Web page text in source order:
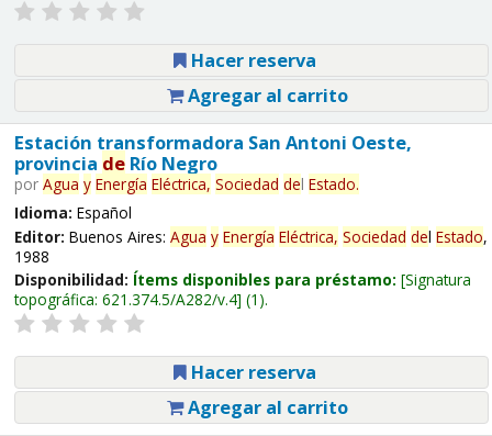
Hacer reserva
Agregar al carrito
Estación transformadora San Antoni Oeste,
provincia deRío Negro
por Agua y Energía Eléctrica, Sociedad del Estado.
Idioma: Español
Editor: Buenos Aires: Agua y Energía Eléctrica, Sociedad del Estado,
1988
Disponibilidad: Ítems disponibles para préstamo: Signatura
topográfica: 621.374.5/A282/v.4 (1).
Hacer reserva
Agregar al carrito